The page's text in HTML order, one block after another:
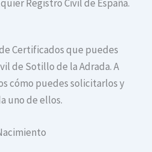
Registro Civil de España.
Certificados que puedes
de Sotillo de la Adrada. A
cómo puedes solicitarlos y
uno de ellos.